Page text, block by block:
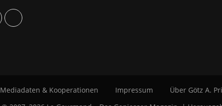
Mediadaten & Kooperationen Impressum Über Götz A.